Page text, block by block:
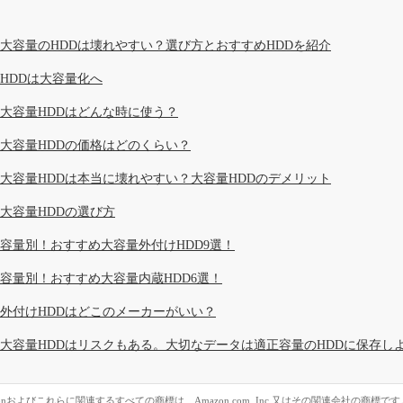
大容量のHDDは壊れやすい？選び方とおすすめHDDを紹介
HDDは大容量化へ
大容量HDDはどんな時に使う？
大容量HDDの価格はどのくらい？
大容量HDDは本当に壊れやすい？大容量HDDのデメリット
大容量HDDの選び方
容量別！おすすめ大容量外付けHDD9選！
容量別！おすすめ大容量内蔵HDD6選！
外付けHDDはどこのメーカーがいい？
大容量HDDはリスクもある。大切なデータは適正容量のHDDに保存し
およびこれらに関連するすべての商標は、Amazon.com, Inc.又はその関連会社の商標です